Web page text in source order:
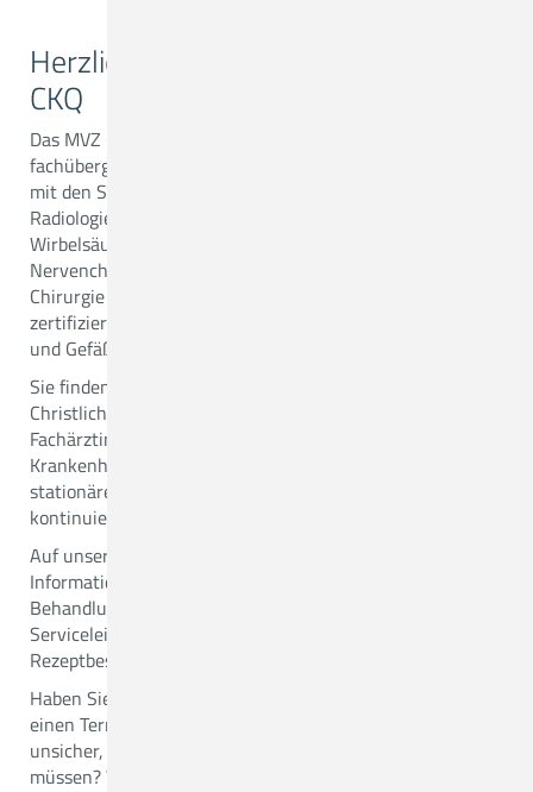
Herzlich willkommen im MVZ am
CKQ
Das MVZ Quakenbrück ist eine
fachübergreifende Einrichtung
mit den Schwerpunkten
Radiologie, ambulanter Neuro-,
Wirbelsäulen- und
Nervenchirurgie sowie der
Chirurgie (Unfallchirurgie und Orthopädie mit
zertifiziertem Endoprothetikzentrum, Viszeralchirurgie
und Gefäßchirurgie).
Sie finden uns im Erdgeschoss von Haus 1 des
Christlichen Krankenhauses Quakenbrück. Viele unserer
Fachärztinnen und -ärzte sind sowohl im MVZ als auch im
Krankenhaus tätig. Somit ist die ambulante und
stationäre Behandlung eng verzahnt und die
kontinuierliche Betreuung optimal.
Auf unserer Website erhalten Sie alle wichtigen
Informationen rund um unsere
Behandlungsmöglichkeiten, die Terminvergabe sowie
Serviceleistungen wie Impfungen und die Online-
Rezeptbestellung.
Haben Sie Fragen zu unseren Leistungen? Möchten Sie
einen Termin vereinbaren oder absagen? Sind Sie
unsicher, was Sie im Vorfeld Ihres Besuchs beachten
müssen? Wir helfen Ihnen gerne weiter.